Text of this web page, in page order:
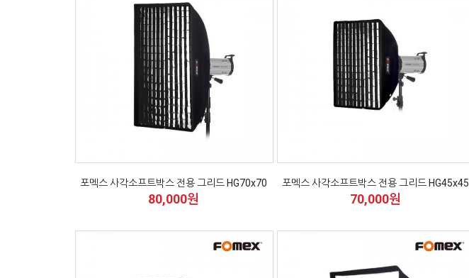
포멕스 사각소프트박스 전용 그리드 HG70x70
80,000원
포멕스 사각소프트박스 전용 그리드 HG45x45
70,000원